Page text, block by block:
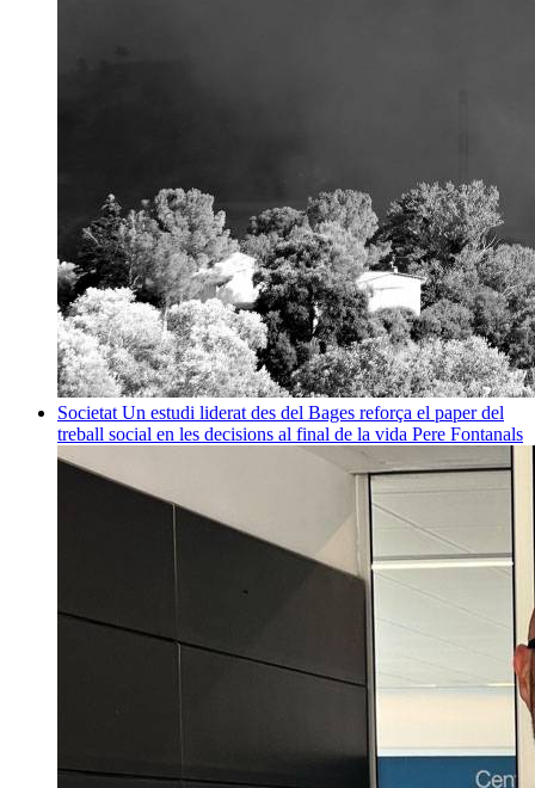
Societat Un estudi liderat des del Bages reforça el paper del
treball social en les decisions al final de la vida Pere Fontanals